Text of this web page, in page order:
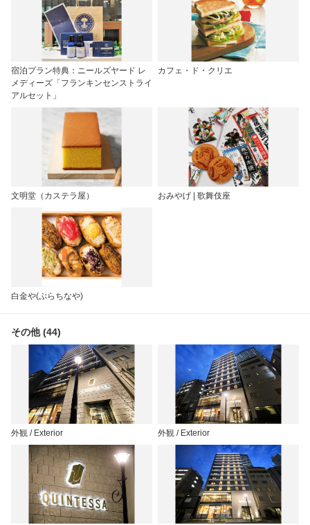
宿泊プラン特典：ニールズヤード レ
メディーズ「フランキンセンストライ
アルセット」
カフェ・ド・クリエ
文明堂（カステラ屋） おみやげ | 歌舞伎座
白金や(ぷらちなや)
その他 (44)
外観 / Exterior 外観 / Exterior